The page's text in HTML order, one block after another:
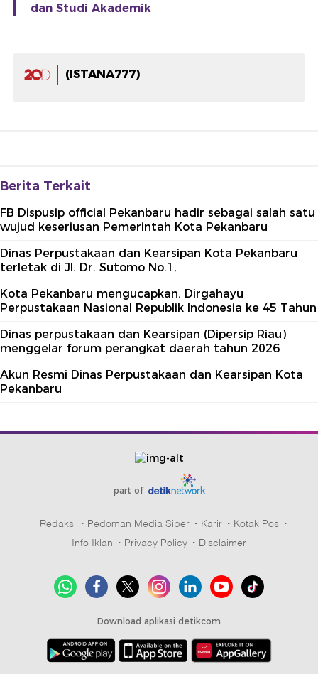
dan Studi Akademik
(ISTANA777)
Berita Terkait
FB Dispusip official Pekanbaru hadir sebagai salah satu
wujud keseriusan Pemerintah Kota Pekanbaru
Dinas Perpustakaan dan Kearsipan Kota Pekanbaru
terletak di Jl. Dr. Sutomo No.1,
Kota Pekanbaru mengucapkan. Dirgahayu
Perpustakaan Nasional Republik Indonesia ke 45 Tahun
Dinas perpustakaan dan Kearsipan (Dipersip Riau)
menggelar forum perangkat daerah tahun 2026
Akun Resmi Dinas Perpustakaan dan Kearsipan Kota
Pekanbaru
part of
Redaksi Pedoman Media Siber Karir
Kotak Pos
Info Iklan
Privacy Policy Disclaimer
Download aplikasi detikcom